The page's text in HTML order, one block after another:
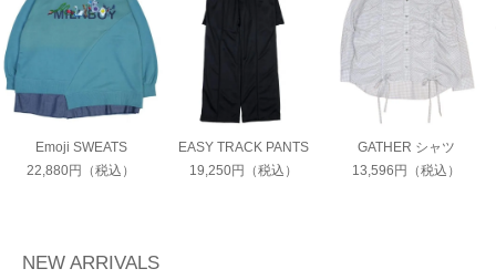
Emoji SWEATS
22,880円（税込）
EASY TRACK PANTS
19,250円（税込）
GATHER シャツ
13,596円（税込）
NEW ARRIVALS